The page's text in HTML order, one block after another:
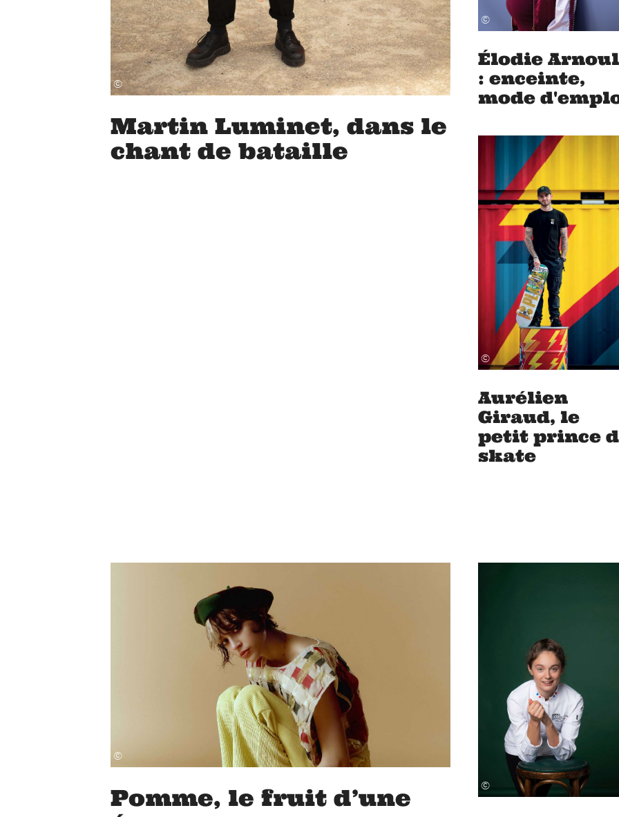
©
Martin Luminet, dans le
chant de bataille
©
Élodie
: enceinte,
mode
©
Aurélien
Giraud, le
petit prince
skate
©
Pomme, le fruit d’une
©